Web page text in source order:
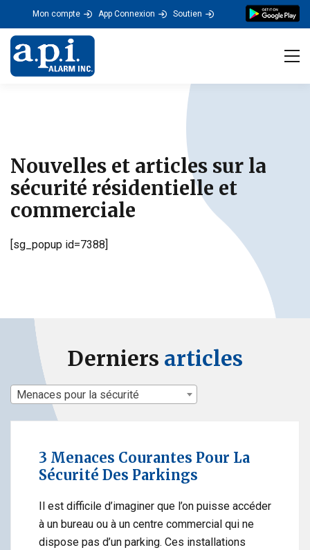
Mon compte App Connexion Soutien
Nouvelles et articles sur la
sécurité résidentielle et
commerciale
[sg_popup id=7388]
Derniers articles
Menaces pour la sécurité
3 Menaces Courantes Pour La
Sécurité Des Parkings
Il est difficile d’imaginer que l’on puisse accéder
à un bureau ou à un centre commercial qui ne
dispose pas d’un parking. Ces installations